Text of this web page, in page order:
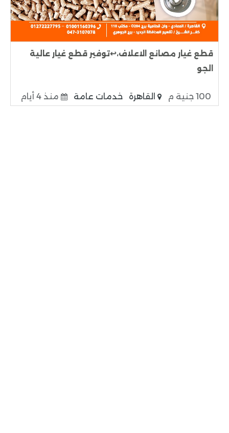
قطع غيار مصانع الاعلاف،↩️توفير قطع غيار عالية
الجو
100 جنية م القاهرة خدمات عامة منذ 4 أيام